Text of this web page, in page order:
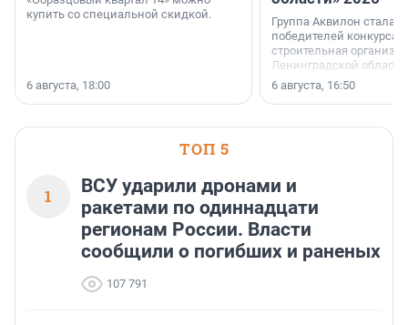
купить со специальной скидкой.
6 августа, 18:00
Группа Аквилон стала
победителей конкурса
строительная
Ленинградской области
номинации «Самый
застройщик
области».
6 августа, 16:50
ТОП 5
1
ВСУ ударили дронами и
ракетами по одиннадцати
регионам России. Власти
сообщили о погибших и раненых
107 791